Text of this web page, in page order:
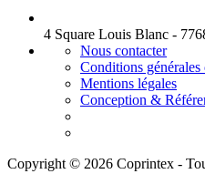
4 Square Louis Blanc -
Nous contacter
Conditions générales
Mentions légales
Conception &
Copyright © 2026 Coprintex -